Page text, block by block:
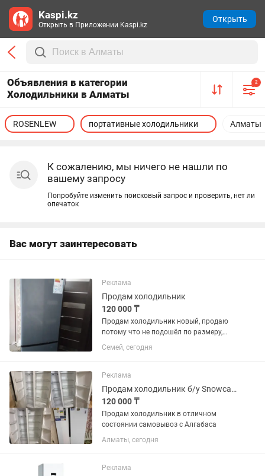
Объявления в категории
Холодильники в Алматы
2
Алматы
ROSENLEW портативные холодильники
К сожалению, мы ничего не нашли по
вашему запросу
Попробуйте изменить поисковый запрос и проверить, нет ли
опечаток
Вас могут заинтересовать
Реклама
Продам холодильник
120 000 ₸
Продам холодильник новый, продаю
потому что не подошёл по размеру,
120000 тг возможен торг
Семей, сегодня
Реклама
Продам холодильник б/у Snowcap sbs nf 570w
120 000 ₸
Продам холодильник в отличном
состоянии самовывоз с Алгабаса
Алматы, сегодня
Реклама
Kaspi.kz
Открыть в Приложении Kaspi.kz
Открыть